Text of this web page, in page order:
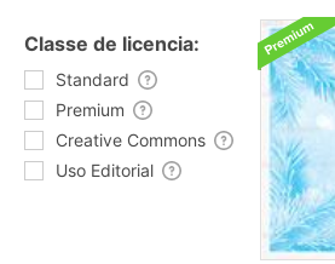
Classe de licencia:
Standard
Premium
Creative Commons
Uso Editorial